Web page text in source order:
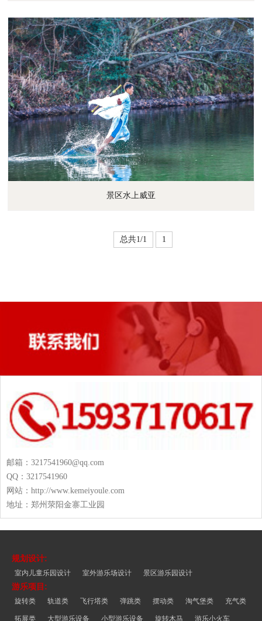
景区水上威亚
总共1/1 1
邮箱：3217541960@qq.com
QQ：3217541960
网站：http://www.kemeiyoule.com
地址：郑州荥阳金寨工业园
规划设计:
室内儿童乐园设计 室外游乐场设计 景区游乐园设计
游乐项目:
旋转类 轨道类 飞行塔类 弹跳类 摆动类 淘气堡类 充气类
拓展类 大型游乐设备 小型游乐设备 旋转木马 游乐小火车